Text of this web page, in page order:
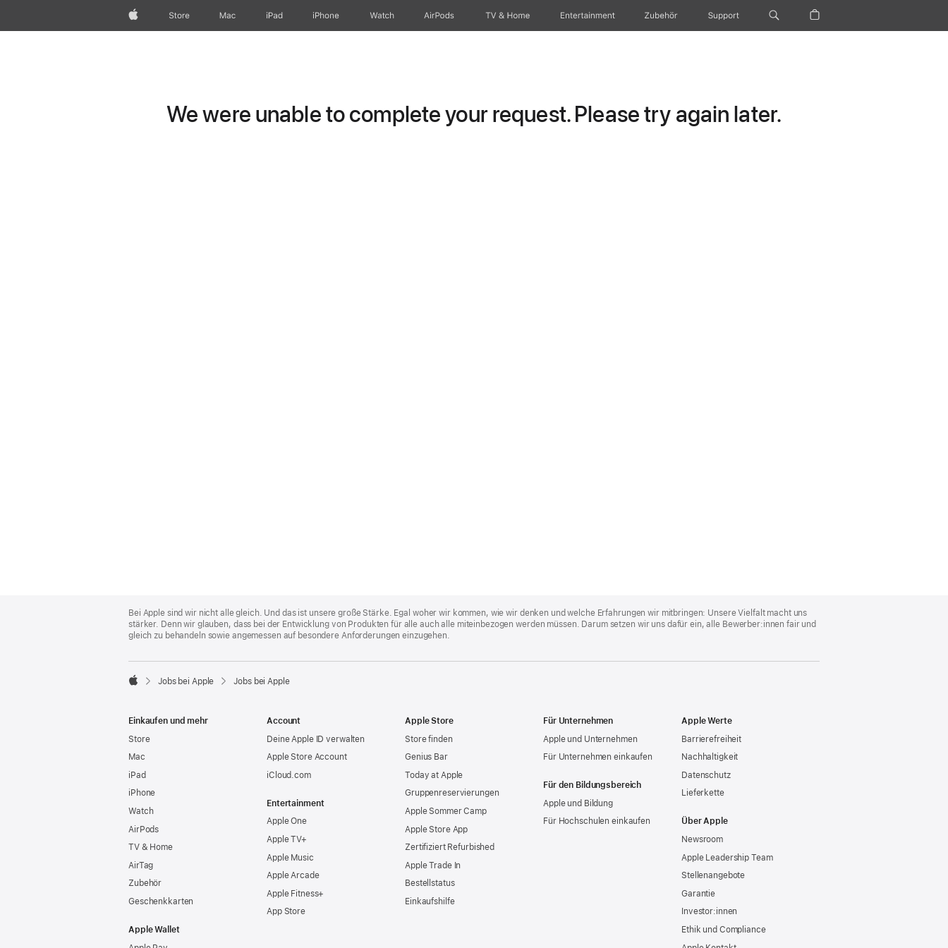
Apple Store Mac iPad iPhone Watch AirPods TV & Home Entertainment Zubehör Support
We were unable to complete your request. Please try again later.
Footer
Bei Apple sind wir nicht alle gleich. Und das ist unsere große Stärke. Egal woher wir kommen, wie wir denken und welche Erfahrungen wir mitbringen: Unsere Vielfalt macht uns
stärker. Denn wir glauben, dass bei der Entwicklung von Produkten für alle auch alle miteinbezogen werden müssen. Darum setzen wir uns dafür ein, alle Bewerber:innen fair und
gleich zu behandeln sowie angemessen auf besondere Anforderungen einzugehen.

Jobs bei Apple Jobs bei Apple
Einkaufen und mehr
Store
Mac
iPad
iPhone
Watch
AirPods
TV & Home
AirTag
Zubehör
Geschenkkarten
Apple Wallet
Account
Deine Apple ID verwalten
Apple Store Account
iCloud.com
Entertainment
Apple One
Apple TV+
Apple Music
Apple Arcade
Apple Fitness+
App Store
Apple Store
Store finden
Genius Bar
Today at Apple
Gruppen­reservierungen
Apple Sommer Camp
Apple Store App
Zertifiziert Refurbished
Apple Trade In
Bestellstatus
Einkaufshilfe
Für Unternehmen
Apple und Unternehmen
Für Unternehmen einkaufen
Für den Bildungsbereich
Apple und Bildung
Für Hochschulen einkaufen
Apple Werte
Barrierefreiheit
Nachhaltigkeit
Datenschutz
Lieferkette
Über Apple
Newsroom
Apple Leadership Team
Stellenangebote
Garantie
Investor:innen
Ethik und Compliance